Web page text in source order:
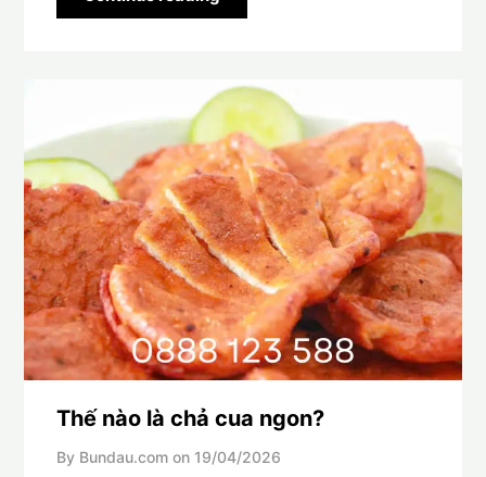
Thế nào là chả cua ngon?
By Bundau.com on 19/04/2026